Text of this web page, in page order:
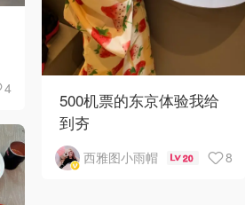
500机票的东京体验我给
到夯
西雅图小雨帽 20 8
4